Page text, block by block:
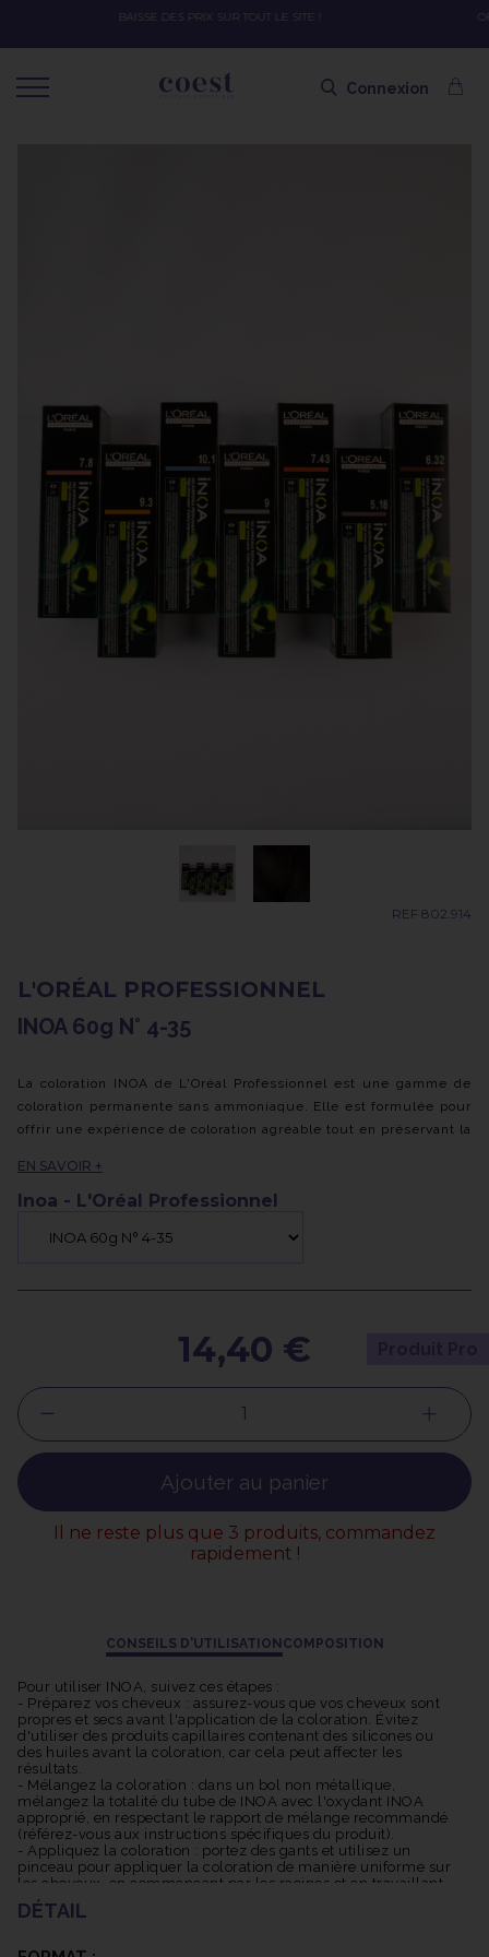
OFFRE SPÉCIALE SOLAIRE SKEYMZEE ! SOIN HYDRATANT + SPRAY + SHAMPOING =
Connexion
REF 802.914
L'ORÉAL PROFESSIONNEL
INOA 60g N° 4-35
La coloration INOA de L'Oréal Professionnel est une gamme de
coloration permanente sans ammoniaque. Elle est formulée pour
offrir une expérience de coloration agréable tout en préservant la
Voici quelques caractéristiques clés de la coloration INOA :
traditionnelles, INOA ne contient pas d'ammoniaque, ce qui
cuir chevelu.
Delivery System) qui permet aux pigments de coloration de
pénétrer profondément dans la fibre capillaire pour une couleur
préserver l'hydratation naturelle des cheveux, les laissant doux
et soyeux.
Large gamme de nuances : INOA offre une vaste gamme de
nuances allant des blonds aux bruns, des rouges aux cendrés,
de préférences. La coloration INOA offre une excellente
couverture des cheveux blancs, garantissant une couleur
Les pigments INOA sont conçus pour résister à la décoloration et
offrir une tenue longue durée. Cela signifie que votre couleur
restera vive et éclatante pendant une période prolongée.
Grâce à sa formule avancée, INOA offre une couleur riche,
lumineuse et multidimensionnelle. Les reflets subtils et les
nuances profondes créent une apparence naturelle et
dynamique.
Il est important de noter que l'utilisation de la coloration INOA
nécessite une application professionnelle, de préférence par un
coiffeur qualifié, pour garantir les meilleurs résultats et éviter
les erreurs de coloration.
EN SAVOIR +
Inoa - L'Oréal Professionnel
14,40 €
Ajouter au panier
Il ne reste plus que 3 produits, commandez
rapidement !
CONSEILS D'UTILISATION COMPOSITION
Pour utiliser INOA, suivez ces étapes :
- Préparez vos cheveux : assurez-vous que vos cheveux sont
propres et secs avant l'application de la coloration. Évitez
d'utiliser des produits capillaires contenant des silicones ou
des huiles avant la coloration, car cela peut affecter les
résultats.
- Mélangez la coloration : dans un bol non métallique,
mélangez la totalité du tube de INOA avec l'oxydant INOA
approprié, en respectant le rapport de mélange recommandé
(référez-vous aux instructions spécifiques du produit).
- Appliquez la coloration : portez des gants et utilisez un
pinceau pour appliquer la coloration de manière uniforme sur
les cheveux, en commençant par les racines et en travaillant
jusqu'aux pointes. Veillez à bien saturer les cheveux avec la
coloration.
pose recommandé (consultez les instructions spécifiques). Le
DÉTAIL